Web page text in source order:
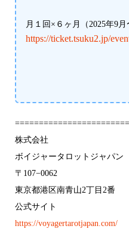
月１回×６ヶ月（2025年9月
https://ticket.tsuku2.jp/
株式会社
ボイジャータロットジャパン
〒107−0062
東京都港区南青山2丁目2番
公式サイト
https://voyagertarotjapan.com/